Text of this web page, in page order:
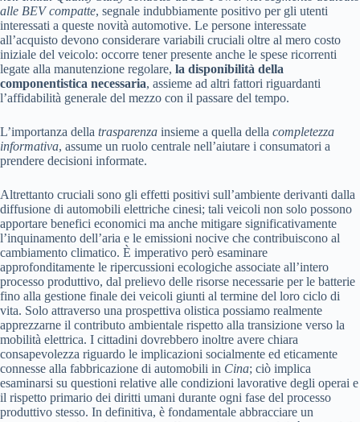
alle BEV compatte, segnale indubbiamente positivo per gli utenti
interessati a queste novità automotive. Le persone interessate
all’acquisto devono considerare variabili cruciali oltre al mero costo
iniziale del veicolo: occorre tener presente anche le spese ricorrenti
legate alla manutenzione regolare, la disponibilità della
componentistica necessaria, assieme ad altri fattori riguardanti
l’affidabilità generale del mezzo con il passare del tempo.
L’importanza della trasparenza insieme a quella della completezza
informativa, assume un ruolo centrale nell’aiutare i consumatori a
prendere decisioni informate.
Altrettanto cruciali sono gli effetti positivi sull’ambiente derivanti dalla
diffusione di automobili elettriche cinesi; tali veicoli non solo possono
apportare benefici economici ma anche mitigare significativamente
l’inquinamento dell’aria e le emissioni nocive che contribuiscono al
cambiamento climatico. È imperativo però esaminare
approfonditamente le ripercussioni ecologiche associate all’intero
processo produttivo, dal prelievo delle risorse necessarie per le batterie
fino alla gestione finale dei veicoli giunti al termine del loro ciclo di
vita. Solo attraverso una prospettiva olistica possiamo realmente
apprezzarne il contributo ambientale rispetto alla transizione verso la
mobilità elettrica. I cittadini dovrebbero inoltre avere chiara
consapevolezza riguardo le implicazioni socialmente ed eticamente
connesse alla fabbricazione di automobili in Cina; ciò implica
esaminarsi su questioni relative alle condizioni lavorative degli operai e
il rispetto primario dei diritti umani durante ogni fase del processo
produttivo stesso. In definitiva, è fondamentale abbracciare un